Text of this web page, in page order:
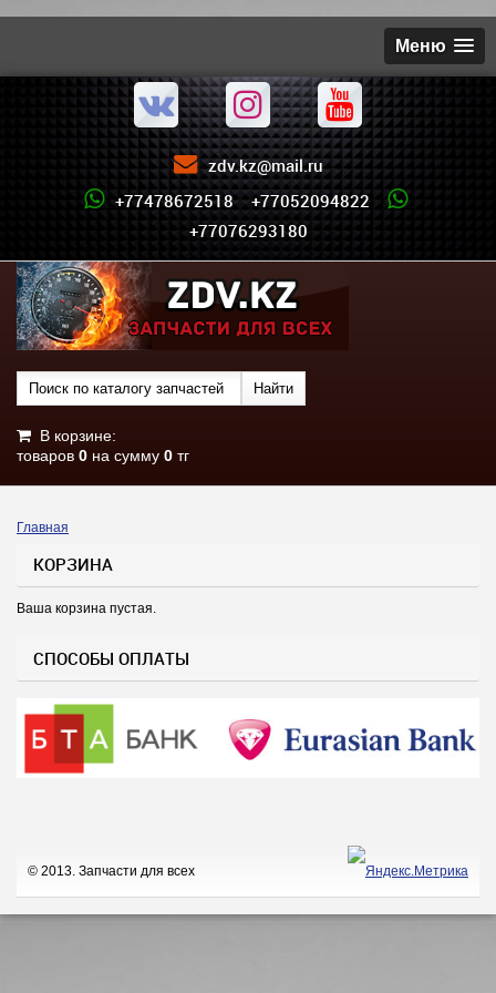
Меню
zdv.kz@mail.ru
+77478672518 +77052094822
+77076293180
В корзине:
товаров 0 на сумму 0 тг
Вы здесь
Главная
КОРЗИНА
Ваша корзина пустая.
СПОСОБЫ ОПЛАТЫ
© 2013. Запчасти для всех